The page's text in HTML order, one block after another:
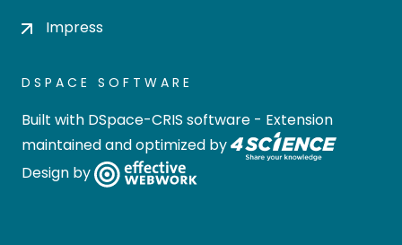
Impress
DSPACE SOFTWARE
Built with DSpace-CRIS software - Extension
maintained and optimized by
Design by